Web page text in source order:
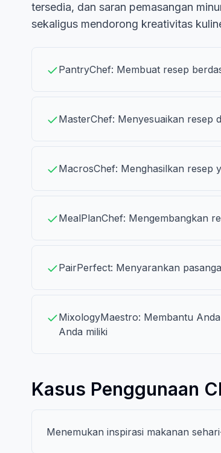
tersedia, dan saran pemasangan
sekaligus mendorong kreativitas
PantryChef: Membuat resep
MasterChef: Menyesuaikan resep
MacrosChef: Menghasilkan resep
MealPlanChef: Mengembangkan
PairPerfect: Menyarankan
MixologyMaestro: Membantu
Anda miliki
Kasus Penggunaan
Menemukan inspirasi makanan